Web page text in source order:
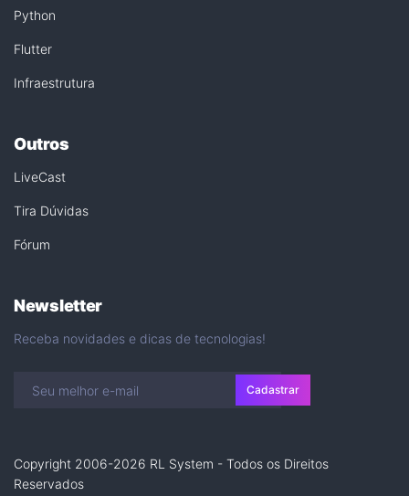
Python
Flutter
Infraestrutura
Outros
LiveCast
Tira Dúvidas
Fórum
Newsletter
Receba novidades e dicas de tecnologias!
Cadastrar
Copyright 2006-2026 RL System - Todos os Direitos
Reservados